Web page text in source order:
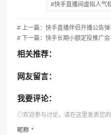
#快手直播间虚拟人气
# 下一篇：快手长期小额定投推广
相关推荐：
网友留言：
我要评论：
◎欢迎参与讨论，请在这里发表您的
昵称 *